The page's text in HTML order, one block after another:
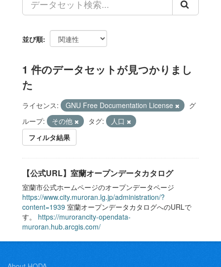
並び順
1 件のデータセットが見つかりまし
た
ライセンス: GNU Free Documentation License
グ
ループ:
その他 タグ:
人口
フィルタ結果
【公式URL】室蘭オープンデータカタログ
室蘭市公式ホームページのオープンデータページ
https://www.city.muroran.lg.jp/administration/?
content=1939 室蘭オープンデータカタログへのURLで
す。 https://murorancity-opendata-
muroran.hub.arcgis.com/